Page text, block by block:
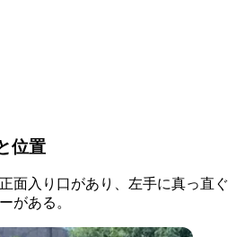
位置
面入り口があり、左手に真っ直ぐ
がある。